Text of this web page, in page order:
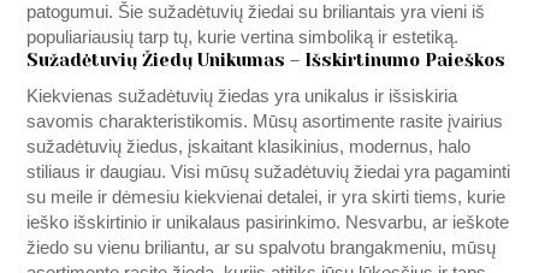
patogumui. Šie sužadėtuvių žiedai su briliantais yra vieni iš
populiariausių tarp tų, kurie vertina simboliką ir estetiką.
Sužadėtuvių Žiedų Unikumas – Išskirtinumo Paieškos
Kiekvienas sužadėtuvių žiedas yra unikalus ir išsiskiria
savomis charakteristikomis. Mūsų asortimente rasite įvairius
sužadėtuvių žiedus, įskaitant klasikinius, modernus, halo
stiliaus ir daugiau. Visi mūsų sužadėtuvių žiedai yra pagaminti
su meile ir dėmesiu kiekvienai detalei, ir yra skirti tiems, kurie
ieško išskirtinio ir unikalaus pasirinkimo. Nesvarbu, ar ieškote
žiedo su vienu briliantu, ar su spalvotu brangakmeniu, mūsų